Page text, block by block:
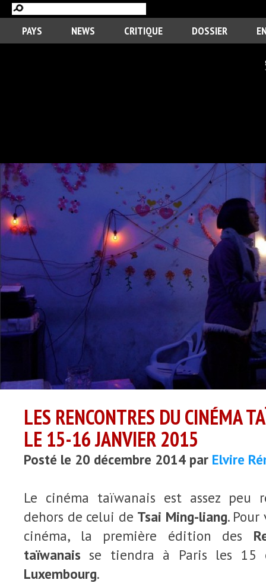
PAYS NEWS CRITIQUE DOSSIER
LES RENCONTRES DU CINÉMA
LE 15-16 JANVIER 2015
Posté le 20 décembre 2014 par Elvire
Le cinéma taïwanais est assez peu
dehors de celui de Tsai Ming-liang.
cinéma, la première édition des
taïwanais se tiendra à Paris les
Luxembourg.